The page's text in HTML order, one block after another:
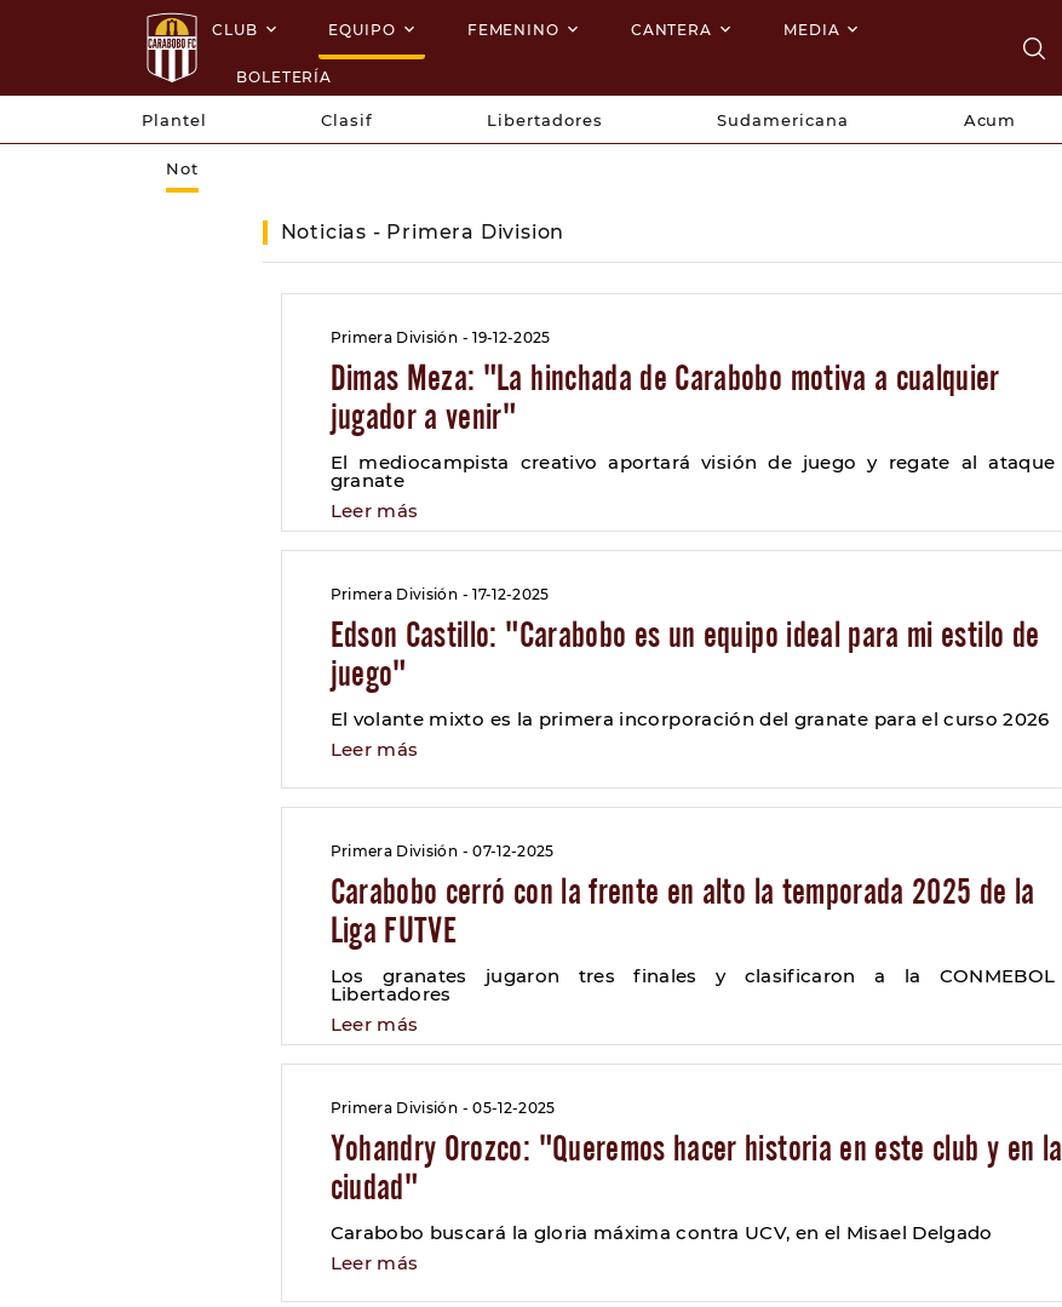
CLUB EQUIPO FEMENINO CANTERA MEDIA
BOLETERÍA
Plantel Clasif Libertadores Sudamericana Acum
Not
Noticias - Primera Division
Primera División - 19-12-2025
Dimas Meza: "La hinchada de Carabobo motiva a cualquier
jugador a venir"
El mediocampista creativo aportará visión de juego y regate al ataque
granate
Leer más
Primera División - 17-12-2025
Edson Castillo: "Carabobo es un equipo ideal para mi estilo de
juego"
El volante mixto es la primera incorporación del granate para el curso 2026
Leer más
Primera División - 07-12-2025
Carabobo cerró con la frente en alto la temporada 2025 de la
Liga FUTVE
Los granates jugaron tres finales y clasificaron a la CONMEBOL
Libertadores
Leer más
Primera División - 05-12-2025
Yohandry Orozco: "Queremos hacer historia en este club y en la
ciudad"
Carabobo buscará la gloria máxima contra UCV, en el Misael Delgado
Leer más